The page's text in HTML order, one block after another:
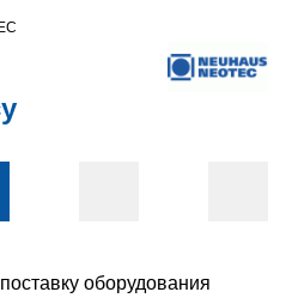
оборудования